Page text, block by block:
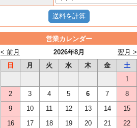
営業カレンダー
2026年8月
< 前月
翌月 >
日
月 火 水 木 金
土
1
2
3 4 5 6 7
8
9
10 11 12 13 14
15
16
17 18 19 20 21
22